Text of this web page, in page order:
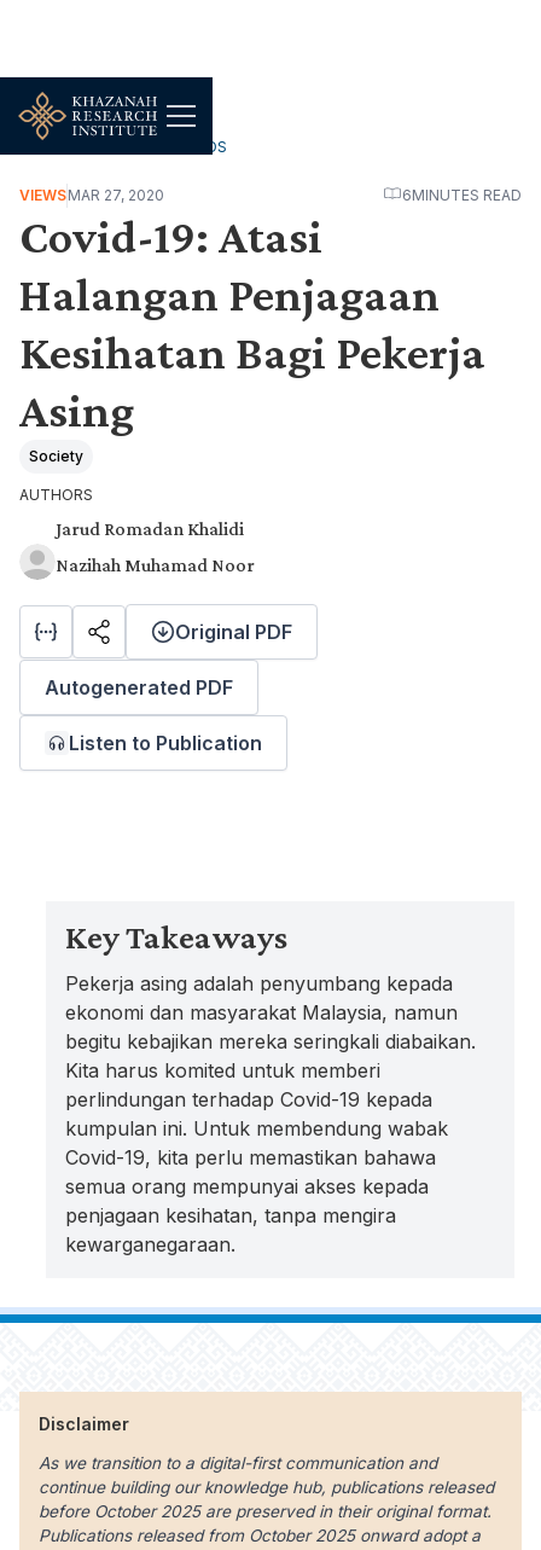
WORK, JOBS & LIVELIHOODS
VIEWSMAR 27, 2020 6MINUTES READ
Covid-19: Atasi
Halangan Penjagaan
Kesihatan Bagi Pekerja
Asing
Society
AUTHORS
Jarud Romadan Khalidi
Nazihah Muhamad Noor
Original PDF
Autogenerated PDF
Listen to Publication
Key Takeaways
Pekerja asing adalah penyumbang kepada
ekonomi dan masyarakat Malaysia, namun
begitu kebajikan mereka seringkali diabaikan.
Kita harus komited untuk memberi
perlindungan terhadap Covid-19 kepada
kumpulan ini. Untuk membendung wabak
Covid-19, kita perlu memastikan bahawa
semua orang mempunyai akses kepada
penjagaan kesihatan, tanpa mengira
kewarganegaraan.
Disclaimer
As we transition to a digital-first communication and
continue building our knowledge hub, publications released
before October 2025 are preserved in their original format.
Publications released from October 2025 onward adopt a